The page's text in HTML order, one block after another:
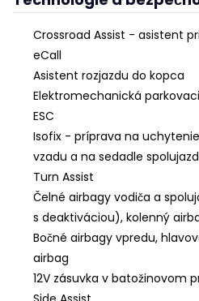
Crossroad Assist - asistent
eCall
Asistent rozjazdu do kopca
Elektromechanická
ESC
Isofix - príprava na
vzadu a na sedadle
Turn Assist
Čelné airbagy vodiča a
s deaktiváciou), kolenný
Bočné airbagy vpredu,
airbag
12V zásuvka v batožinovom